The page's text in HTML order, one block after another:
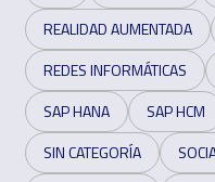
REALIDAD AUMENTADA
REDES INFORMÁTICAS
SAP HANA
SAP HCM
SIN CATEGORÍA